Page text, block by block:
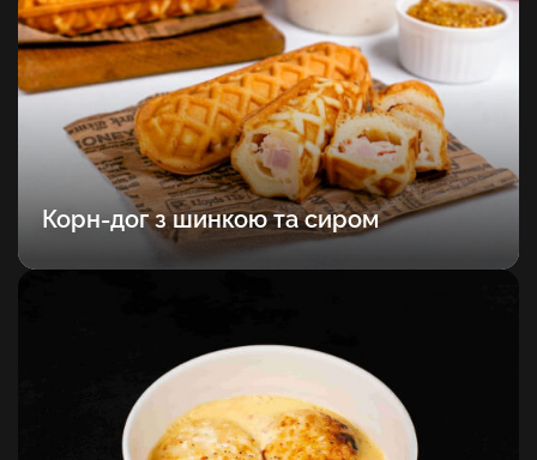
Корн-дог з шинкою та сиром